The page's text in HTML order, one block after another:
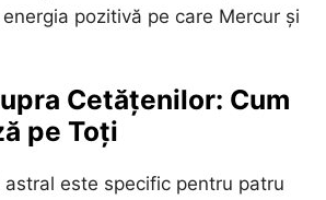
pozitivă pe care Mercur și
Cetățenilor: Cum
pe Toți
este specific pentru patru